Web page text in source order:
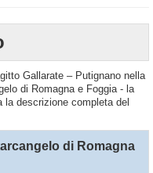
Gallarate – Putignano nella
di Romagna e Foggia - la
la descrizione completa del
di Romagna